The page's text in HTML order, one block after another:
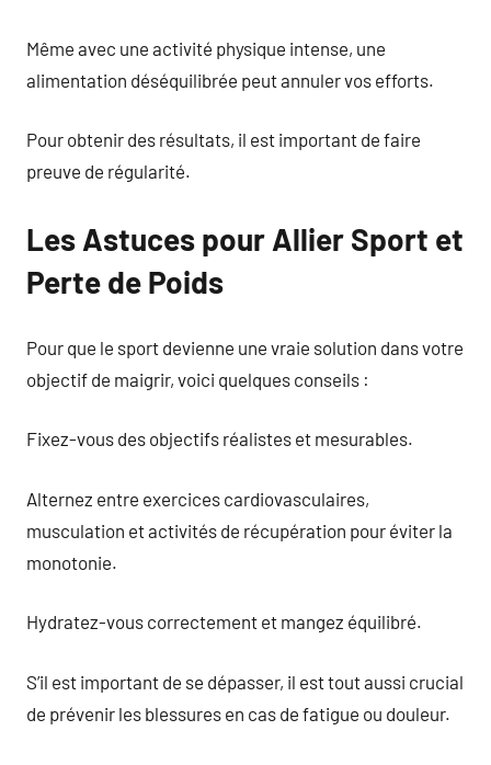
Même avec une activité physique intense, une
alimentation déséquilibrée peut annuler vos efforts.
Pour obtenir des résultats, il est important de faire
preuve de régularité.
Les Astuces pour Allier Sport et
Perte de Poids
Pour que le sport devienne une vraie solution dans votre
objectif de maigrir, voici quelques conseils :
Fixez-vous des objectifs réalistes et mesurables.
Alternez entre exercices cardiovasculaires,
musculation et activités de récupération pour éviter la
monotonie.
Hydratez-vous correctement et mangez équilibré.
S’il est important de se dépasser, il est tout aussi crucial
de prévenir les blessures en cas de fatigue ou douleur.